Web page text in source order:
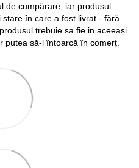
de cumpărare, iar produsul
în care a fost livrat - fără
trebuie sa fie in aceeași
putea să-l întoarcă în comerț.